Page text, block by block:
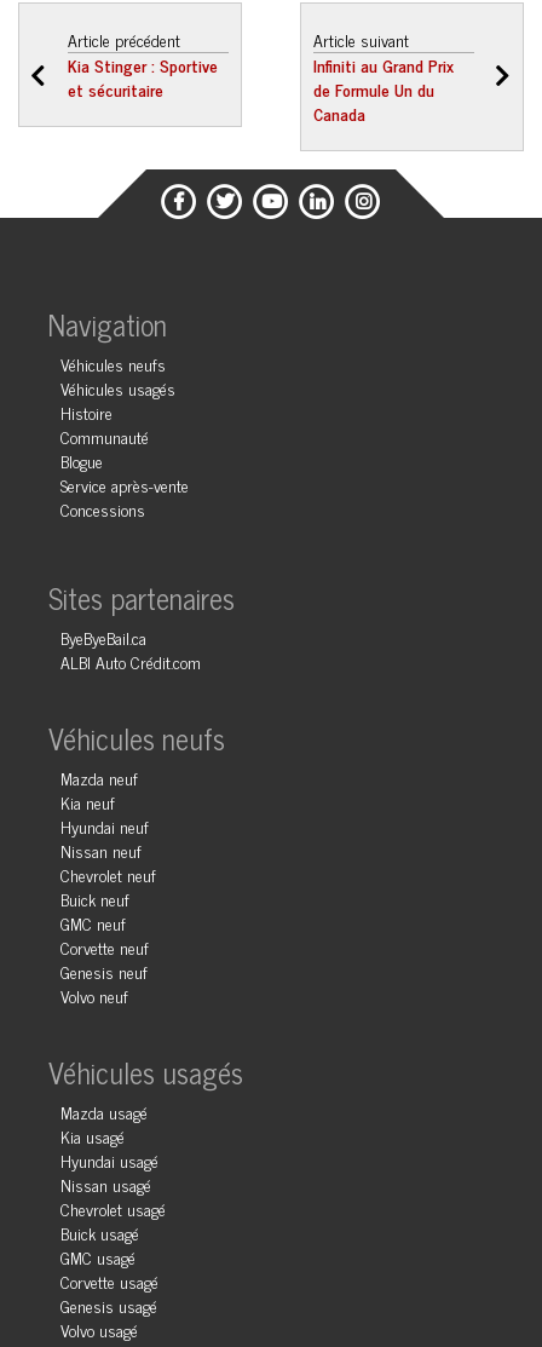
Article précédent
Kia Stinger : Sportive
et sécuritaire
Article suivant
Infiniti au Grand Prix
de Formule Un du
Canada
Navigation
Véhicules neufs
Véhicules usagés
Histoire
Communauté
Blogue
Service après-vente
Concessions
Sites partenaires
ByeByeBail.ca
ALBI Auto Crédit.com
Véhicules neufs
Mazda neuf
Kia neuf
Hyundai neuf
Nissan neuf
Chevrolet neuf
Buick neuf
GMC neuf
Corvette neuf
Genesis neuf
Volvo neuf
Véhicules usagés
Mazda usagé
Kia usagé
Hyundai usagé
Nissan usagé
Chevrolet usagé
Buick usagé
GMC usagé
Corvette usagé
Genesis usagé
Volvo usagé